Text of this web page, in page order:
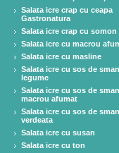
Salata icre crap cu ceapa
Gastronatura
Salata icre crap cu somon
Salata icre cu macrou
Salata icre cu masline
Salata icre cu sos de
legume
Salata icre cu sos de
macrou afumat
Salata icre cu sos de
verdeata
Salata icre cu susan
Salata icre cu ton